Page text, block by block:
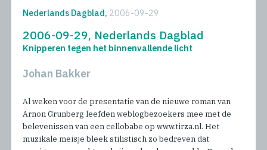
Nederlands Dagblad, 2006-09-29
2006-09-29, Nederlands Dagblad
Knipperen tegen het binnenvallende licht
Johan Bakker
Al weken voor de presentatie van de nieuwe roman van
Arnon Grunberg leefden weblogbezoekers mee met de
belevenissen van een cellobabe op www.tirza.nl. Het
muzikale meisje bleek stilistisch zo bedreven dat